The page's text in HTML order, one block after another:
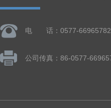
电 话：0577-66965782